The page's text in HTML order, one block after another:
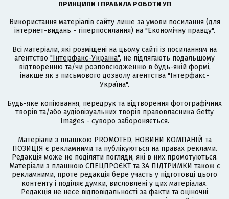
ПРИНЦИПИ І ПРАВИЛА РОБОТИ УП
Використання матеріалів сайту лише за умови посилання (для
інтернет-видань - гіперпосилання) на "Економічну правду".
Всі матеріали, які розміщені на цьому сайті із посиланням на
агентство "Інтерфакс-Україна", не підлягають подальшому
відтворенню та/чи розповсюдженню в будь-якій формі,
інакше як з письмового дозволу агентства "Інтерфакс-
Україна".
Будь-яке копіювання, передрук та відтворення фотографічних
творів та/або аудіовізуальних творів правовласника Getty
Images - суворо забороняється.
Матеріали з плашкою PROMOTED, НОВИНИ КОМПАНІЙ та
ПОЗИЦІЯ є рекламними та публікуються на правах реклами.
Редакція може не поділяти погляди, які в них промотуються.
Матеріали з плашкою СПЕЦПРОЄКТ та ЗА ПІДТРИМКИ також є
рекламними, проте редакція бере участь у підготовці цього
контенту і поділяє думки, висловлені у цих матеріалах.
Редакція не несе відповідальності за факти та оціночні